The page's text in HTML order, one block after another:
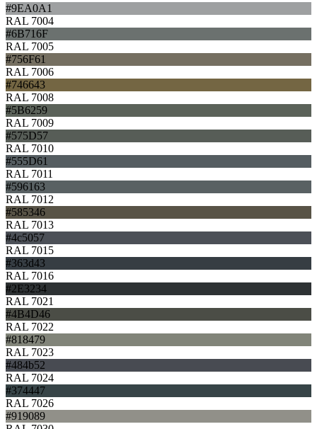
#9EA0A1
RAL 7004
#6B716F
RAL 7005
#756F61
RAL 7006
#746643
RAL 7008
#5B6259
RAL 7009
#575D57
RAL 7010
#555D61
RAL 7011
#596163
RAL 7012
#585346
RAL 7013
#4c5057
RAL 7015
#363d43
RAL 7016
#2E3234
RAL 7021
#4B4D46
RAL 7022
#818479
RAL 7023
#484b52
RAL 7024
#374447
RAL 7026
#919089